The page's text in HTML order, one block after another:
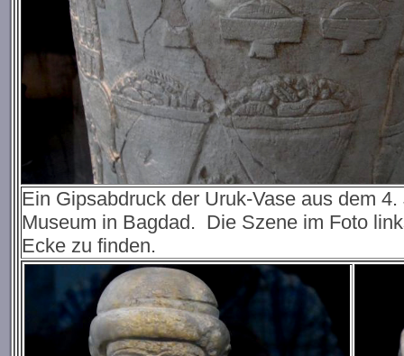
Ein Gipsabdruck der Uruk-Vase aus dem
Museum in Bagdad. Die Szene im Foto
Ecke zu finden.